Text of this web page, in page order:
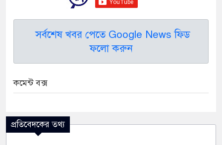
সর্বশেষ খবর পেতে Google News ফিড
ফলো করুন
কমেন্ট বক্স
প্রতিবেদকের তথ্য